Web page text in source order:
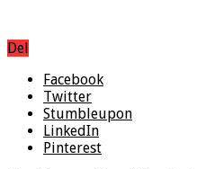
Del
Facebook
Twitter
Stumbleupon
LinkedIn
Pinterest